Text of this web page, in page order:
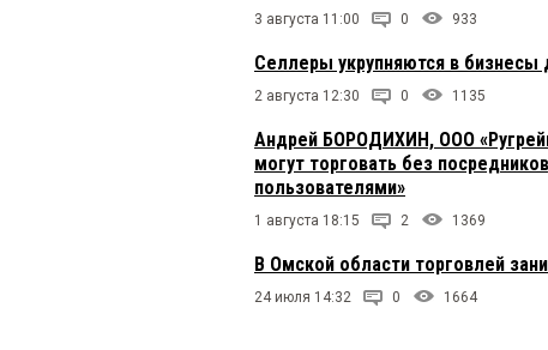
3 августа 11:00 0 933
Селлеры укрупняются в бизнесы
2 августа 12:30 0 1135
Андрей БОРОДИХИН, ООО
могут торговать без
пользователями»
1 августа 18:15 2 1369
В Омской области торговлей
24 июля 14:32 0 1664